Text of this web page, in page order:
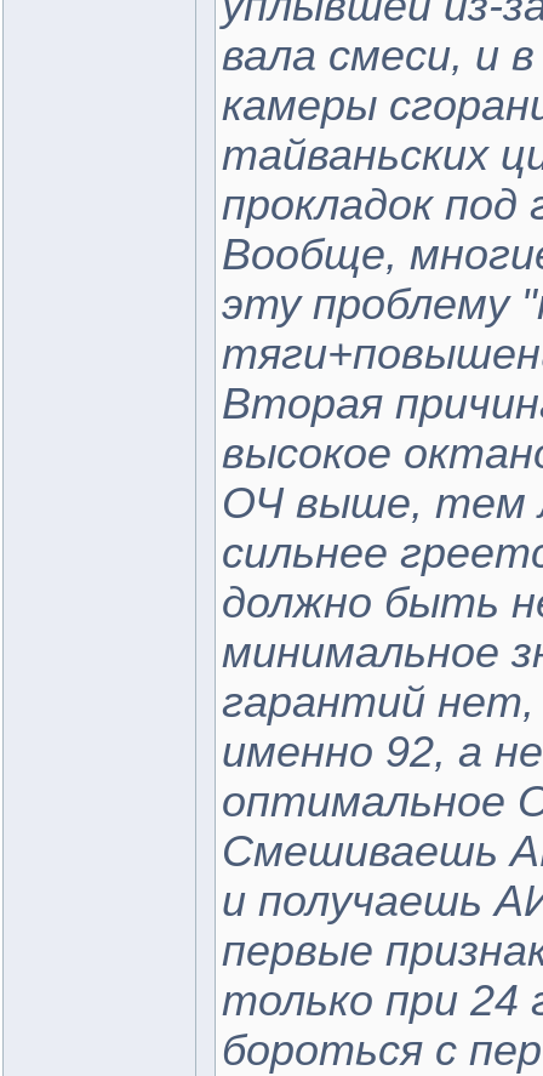
вала смеси, и
камеры
тайваньских
прокладок под
Вообще,
эту проблему
Вторая
высокое
ОЧ выше, тем
сильнее
должно быть
минимальное
гарантий
именно 92, а
оптимальное
Смешиваешь
и получаешь
первые
только при 24
бороться с